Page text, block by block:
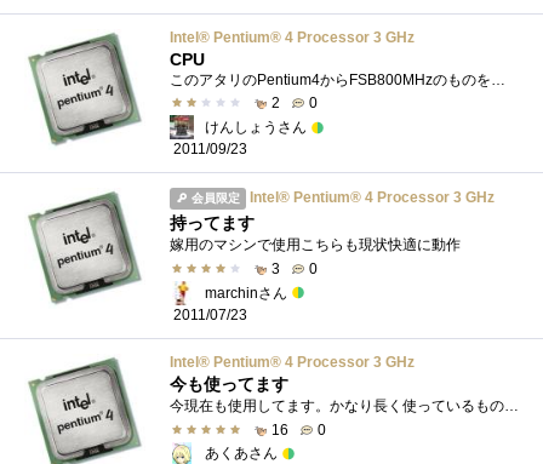
Intel® Pentium® 4 Processor 3 GHz
CPU
2
0
けんしょうさん
2011/09/23
会員限定 Intel® Pentium® 4 Processor 3 GHz
持ってます
嫁用のマシンで使用こちらも現状快適に動作
3
0
marchinさん
2011/07/23
Intel® Pentium® 4 Processor 3 GHz
今も使ってます
今現在も使用してます。かなり長く使っているものなので、いつまで動いてくれるかが心配なところですね＾＾；CeleronDからの乗り換えだったので...
16
0
あくあさん